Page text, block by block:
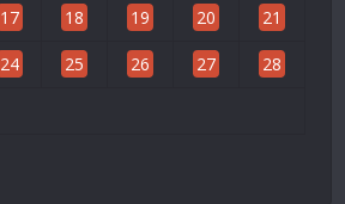
17 18 19 20 21
24 25 26 27 28